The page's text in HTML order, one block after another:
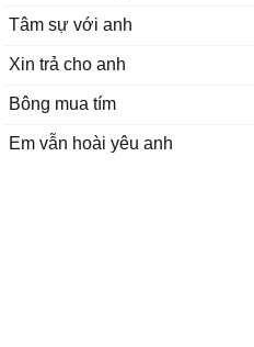
Tâm sự với anh
Xin trả cho anh
Bông mua tím
Em vẫn hoài yêu anh